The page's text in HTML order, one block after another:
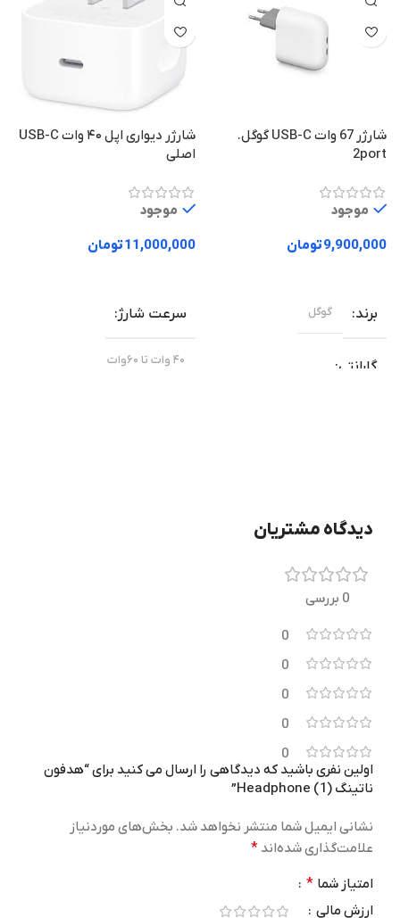
شارژر 67 وات USB-C گوگل.
2port
موجود
9,900,000تومان
برند گوگل
گارانتی
شارژر دیواری اپل ۴۰ وات USB-C
اصلی
موجود
11,000,000تومان
سرعت شارژ
۴۰ وات تا ۶۰وات
دیدگاه مشتریان
0 بررسی
0
0
0
0
0
اولین نفری باشید که دیدگاهی را ارسال می کنید برای “هدفون
ناتینگ Headphone (1)”
نشانی ایمیل شما منتشر نخواهد شد. بخش‌های موردنیاز
علامت‌گذاری شده‌اند *
امتیاز شما *
ارزش مالی